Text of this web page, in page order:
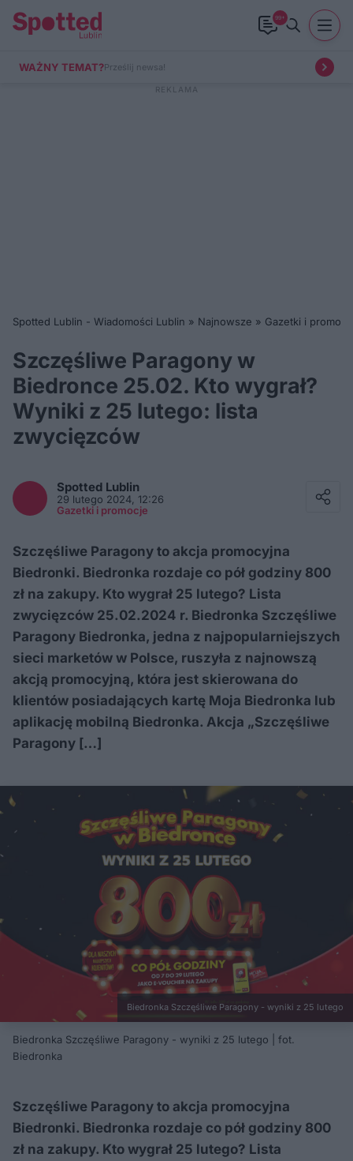
99+
WAŻNY TEMAT?Prześlij newsa!
Spotted Lublin - Wiadomości Lublin » Najnowsze » Gazetki i
Szczęśliwe Paragony w
Biedronce 25.02. Kto wygrał?
Wyniki z 25 lutego: lista
zwycięzców
Spotted Lublin
29 lutego 2024, 12:26
Gazetki i promocje
Szczęśliwe Paragony to akcja promocyjna
Biedronki. Biedronka rozdaje co pół godziny 800
zł na zakupy. Kto wygrał 25 lutego? Lista
zwycięzców 25.02.2024 r. Biedronka Szczęśliwe
Paragony Biedronka, jedna z najpopularniejszych
sieci marketów w Polsce, ruszyła z najnowszą
akcją promocyjną, która jest skierowana do
klientów posiadających kartę Moja Biedronka lub
aplikację mobilną Biedronka. Akcja „Szczęśliwe
Paragony […]
Biedronka Szczęśliwe Paragony - wyniki z 25 lutego
Biedronka Szczęśliwe Paragony - wyniki z 25 lutego | fot.
Biedronka
Szczęśliwe Paragony to akcja promocyjna
Biedronki. Biedronka rozdaje co pół godziny 800
zł na zakupy. Kto wygrał 25 lutego? Lista